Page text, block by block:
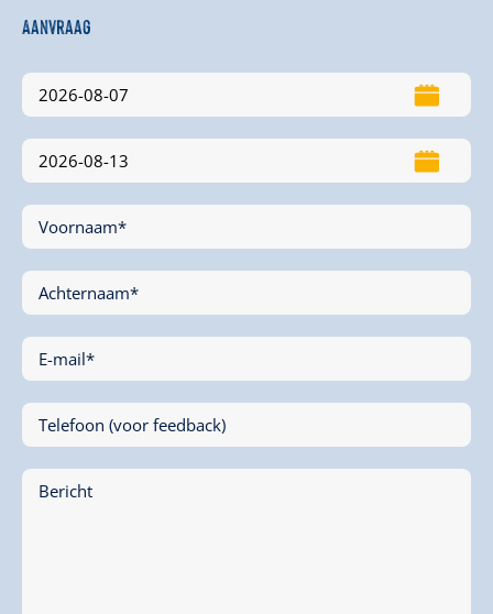
Aanvraag
Voornaam*
Achternaam*
E-mail*
Telefoon (voor feedback)
Bericht